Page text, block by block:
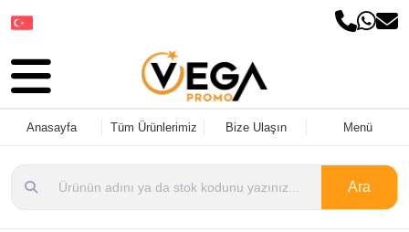
Anasayfa Tüm Ürünlerimiz Bize Ulaşın Menü
Ara